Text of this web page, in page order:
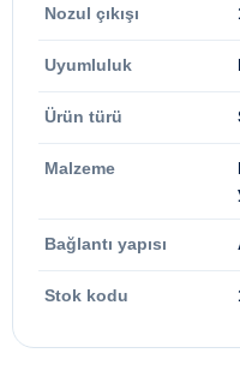
Nozul çıkışı
Uyumluluk
Ürün türü
Malzeme
Bağlantı yapısı
Stok kodu